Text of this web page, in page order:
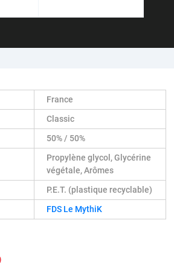
France
Classic
50% / 50%
Propylène glycol, Glycérine
végétale, Arômes
P.E.T. (plastique recyclable)
FDS Le MythiK